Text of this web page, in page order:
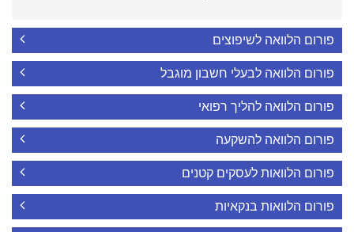
פורום הלוואה לשיפוצים
פורום הלוואה לבעלי חשבון מוגבל
פורום הלוואה להליך רפואי
פורום הלוואה להשקעה
פורום הלוואות לעסקים קטנים
פורום הלוואות בנקאיות